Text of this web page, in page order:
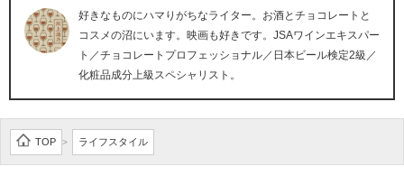
好きなものにハマりがちなライター。お酒とチョコレートと
コスメの沼にいます。映画も好きです。JSAワインエキスパー
ト／チョコレートプロフェッショナル／日本ビール検定2級／
化粧品成分上級スペシャリスト。
TOP > ライフスタイル